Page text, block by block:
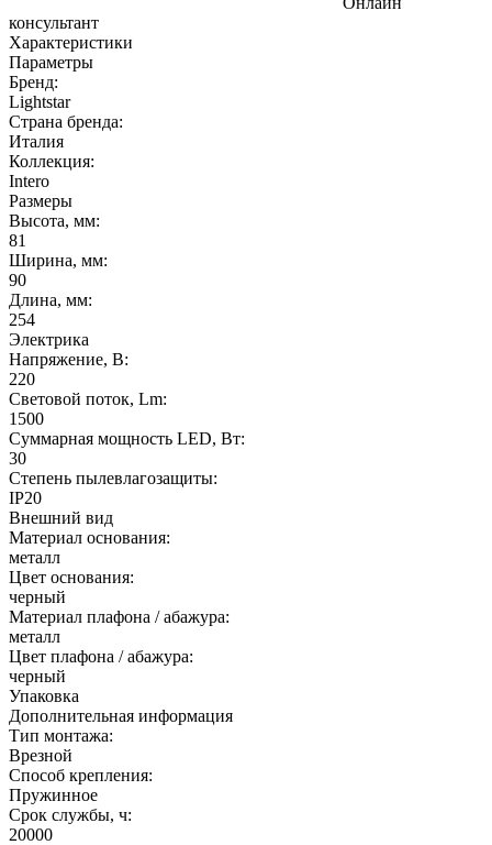
консультант
Характеристики
Параметры
Бренд:
Lightstar
Страна бренда:
Италия
Коллекция:
Intero
Размеры
Высота, мм:
81
Ширина, мм:
90
Длина, мм:
254
Электрика
Напряжение, В:
220
Световой поток, Lm:
1500
Суммарная мощность LED, Вт:
30
Степень пылевлагозащиты:
IP20
Внешний вид
Материал основания:
металл
Цвет основания:
черный
Материал плафона / абажура:
металл
Цвет плафона / абажура:
черный
Упаковка
Дополнительная информация
Тип монтажа:
Врезной
Способ крепления:
Пружинное
Срок службы, ч:
20000